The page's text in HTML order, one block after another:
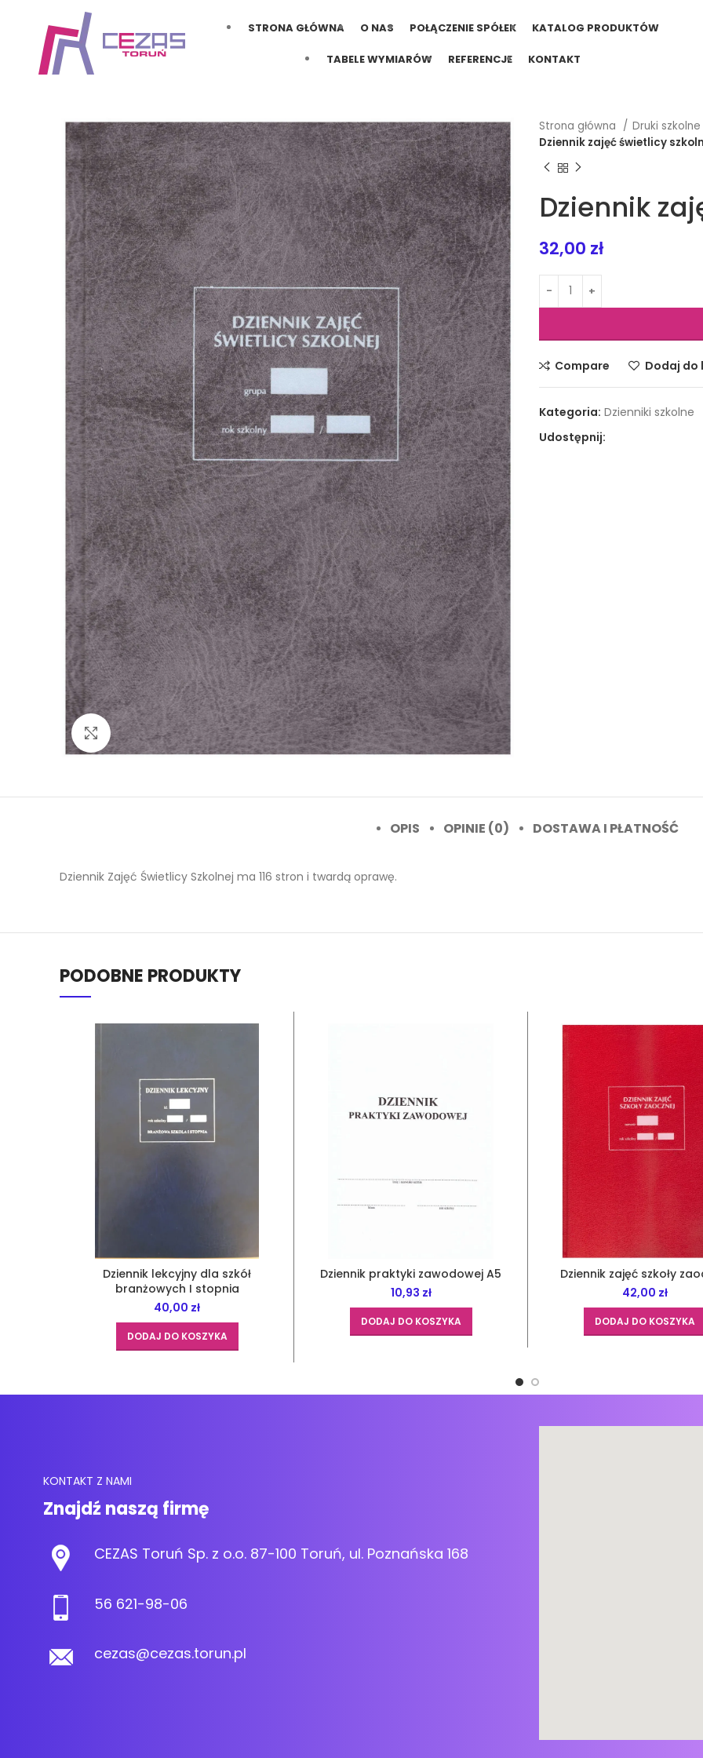
STRONA GŁÓWNA O NAS POŁĄCZENIE SPÓŁEK KATALOG PRODUKTÓW
TABELE WYMIARÓW REFERENCJE KONTAKT
Click to enlarge
Strona główna Druki szkolne
Dziennik zajęć świetlicy
Dziennik
32,00 zł
Compare Dodaj do
Kategoria: Dzienniki szkolne
Udostępnij:
OPIS OPINIE (0) DOSTAWA I PŁATNOŚĆ
Dziennik Zajęć Świetlicy Szkolnej ma 116 stron i twardą oprawę.
PODOBNE PRODUKTY
Dziennik lekcyjny dla szkół
branżowych I stopnia
40,00 zł
DODAJ DO KOSZYKA
Dziennik praktyki zawodowej A5
10,93 zł
DODAJ DO KOSZYKA
Dziennik zajęć szkoły
42,00 zł
DODAJ DO KOSZYKA
KONTAKT Z NAMI
Znajdź naszą firmę
CEZAS Toruń Sp. z o.o. 87-100 Toruń, ul. Poznańska 168
56 621-98-06
cezas@cezas.torun.pl